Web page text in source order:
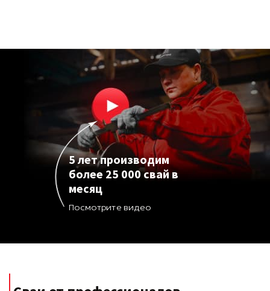
5 лет производим
более 25 000 свай в
месяц
Посмотрите видео